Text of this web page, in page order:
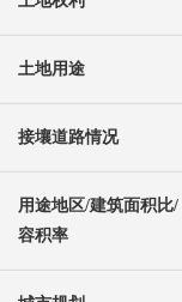
土地用途
接壤道路情况
用途地区/建筑面积比/
容积率